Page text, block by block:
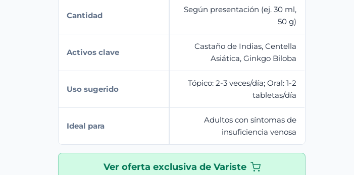
Cantidad
Según presentación (ej. 30 ml,
50 g)
Activos clave
Castaño de Indias, Centella
Asiática, Ginkgo Biloba
Uso sugerido
Tópico: 2-3 veces/día; Oral: 1-2
tabletas/día
Ideal para
Adultos con síntomas de
insuficiencia venosa
Ver oferta exclusiva de Variste